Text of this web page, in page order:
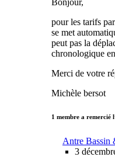
pour les tarifs
se met
peut pas la
chronologique
Merci de votre
Michèle bersot
1 membre a remercié
Antre Bassin
3